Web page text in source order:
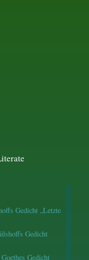
Gedicht „Letzte
Gedicht
Gedicht